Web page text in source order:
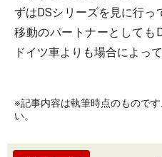
ずはDSシリーズを見に行っ
移動のパートナーとしても
ドイツ車よりも場合によっ
※記事内容は執筆時点のもので
い。